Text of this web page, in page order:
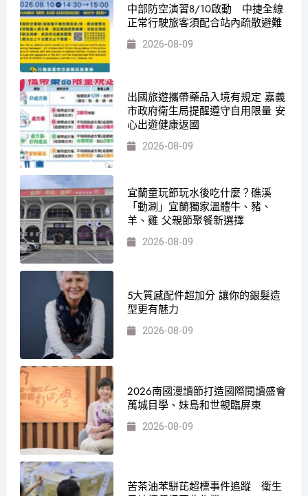
中部防空演習8/10啟動 中捷全線
正常行駛旅客須配合站內疏散避難
2026-08-09
出國旅遊攜帶藥品入境有規定 嘉義
市政府衛生局提醒遵守自用限量 安
心出遊健康返國
2026-08-09
宜蘭童玩節玩水後吃什麼？礁溪
「動涮」宜蘭獨家溫體牛、豬、
羊、雞 父親節聚餐新選擇
2026-08-09
5大質感配件超加分 讓你的銀髮造
型更有魅力
2026-08-09
2026南國漫讀節打造國際閱讀盛會
萬城目學、妹島和世親臨屏東
2026-08-09
苦茶油苯駢芘超標事件追蹤 衛生